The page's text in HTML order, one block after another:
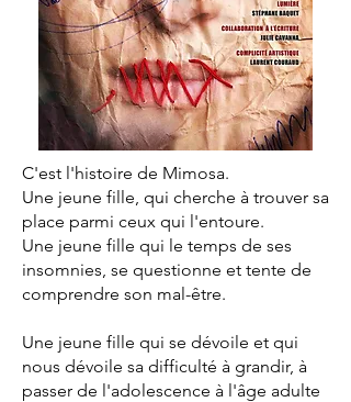
C'est l'histoire de Mimosa.
Une jeune fille, qui cherche à trouver sa
place parmi ceux qui l'entoure.
Une jeune fille qui le temps de ses
insomnies, se questionne et tente de
comprendre son mal-être.
Une jeune fille qui se dévoile et qui
nous dévoile sa difficulté à grandir, à
passer de l'adolescence à l'âge adulte